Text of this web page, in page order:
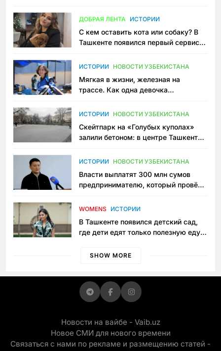
ДОБРАЯ ЛЕНТА ИСТОРИИ
С кем оставить кота или собаку? В
Ташкенте появился первый сервис
ИСТОРИИ НОВОСТИ УЗБЕКИСТАНА
Мягкая в жизни, железная на
трассе. Как одна девочка
Узбекистане
ИСТОРИИ НОВОСТИ УЗБЕКИСТАНА
Скейтпарк на «Голубых куполах»
залили бетоном: в центре Ташкента
пространство
ИСТОРИИ НОВОСТИ УЗБЕКИСТАНА
Власти выплатят 300 млн сумов
предпринимателю, который провёл
приговору
WOMENS ИСТОРИИ
В Ташкенте появился детский сад,
где дети едят только полезную еду.
просить «кашу без сахара»
SHOW MORE
Новости на вайбе - Vaib.uz
Новое СМИ для нового времени
Связаться с нами по рекламе и размещению статей -